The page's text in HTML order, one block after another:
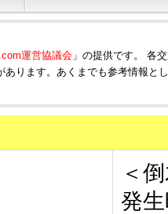
運営協議会」の提供です。 各
あります。あくまでも参考情報と
＜
発